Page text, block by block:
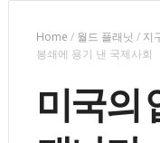
Home / 월드 플래닛 / 지
봉쇄에 용기 낸 국제사회
미국의